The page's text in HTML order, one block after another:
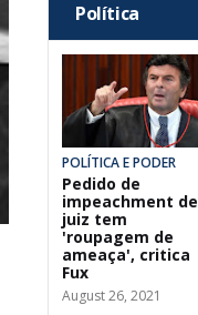
Política
POLÍTICA E PODER
Pedido de
impeachment de
juiz tem
'roupagem de
ameaça', critica
Fux
August 26, 2021